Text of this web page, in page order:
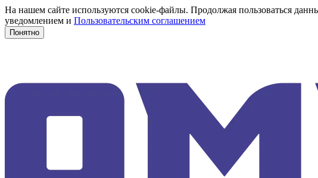
На нашем сайте используются cookie-файлы. Продолжая пользоваться
уведомлением и Пользовательским соглашением
Понятно